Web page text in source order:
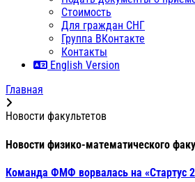
Стоимость
Для граждан СНГ
Группа ВКонтакте
Контакты
English Version
Главная
Новости факультетов
Новости физико-математического
Команда ФМФ ворвалась на «Стартус